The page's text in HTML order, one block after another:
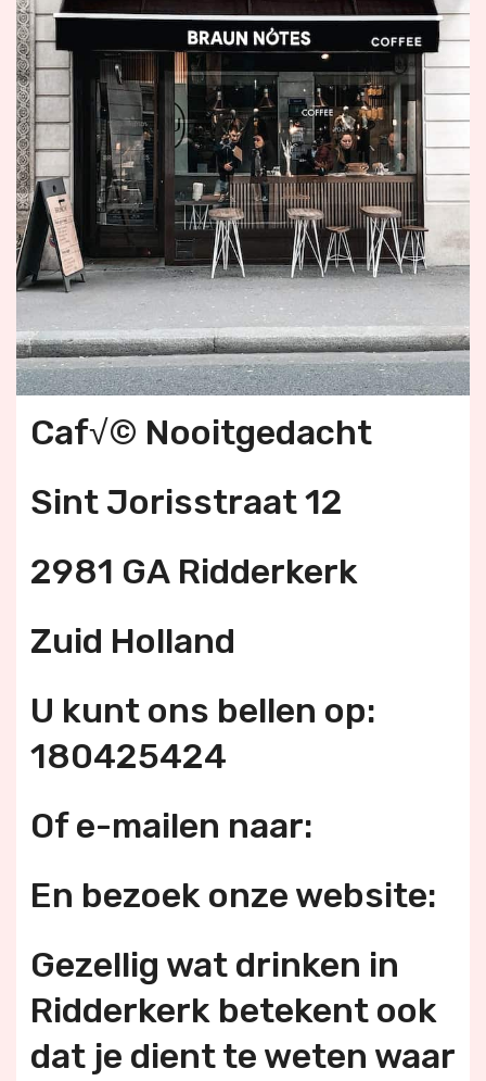
Caf√© Nooitgedacht
Sint Jorisstraat 12
2981 GA Ridderkerk
Zuid Holland
U kunt ons bellen op:
180425424
Of e-mailen naar:
En bezoek onze website:
Gezellig wat drinken in
Ridderkerk betekent ook
dat je dient te weten waar